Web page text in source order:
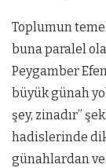
Toplumun
buna paralel
Peygamber
büyük günah
şey, zinadır”
hadislerinde
günahlardan